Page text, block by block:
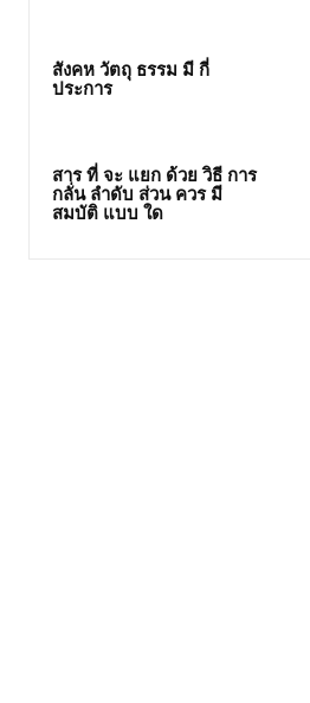
สังคห วัตถุ ธรรม มี กี่
ประการ
สาร ที่ จะ แยก ด้วย วิธี การ
กลั่น ลำดับ ส่วน ควร มี
สมบัติ แบบ ใด